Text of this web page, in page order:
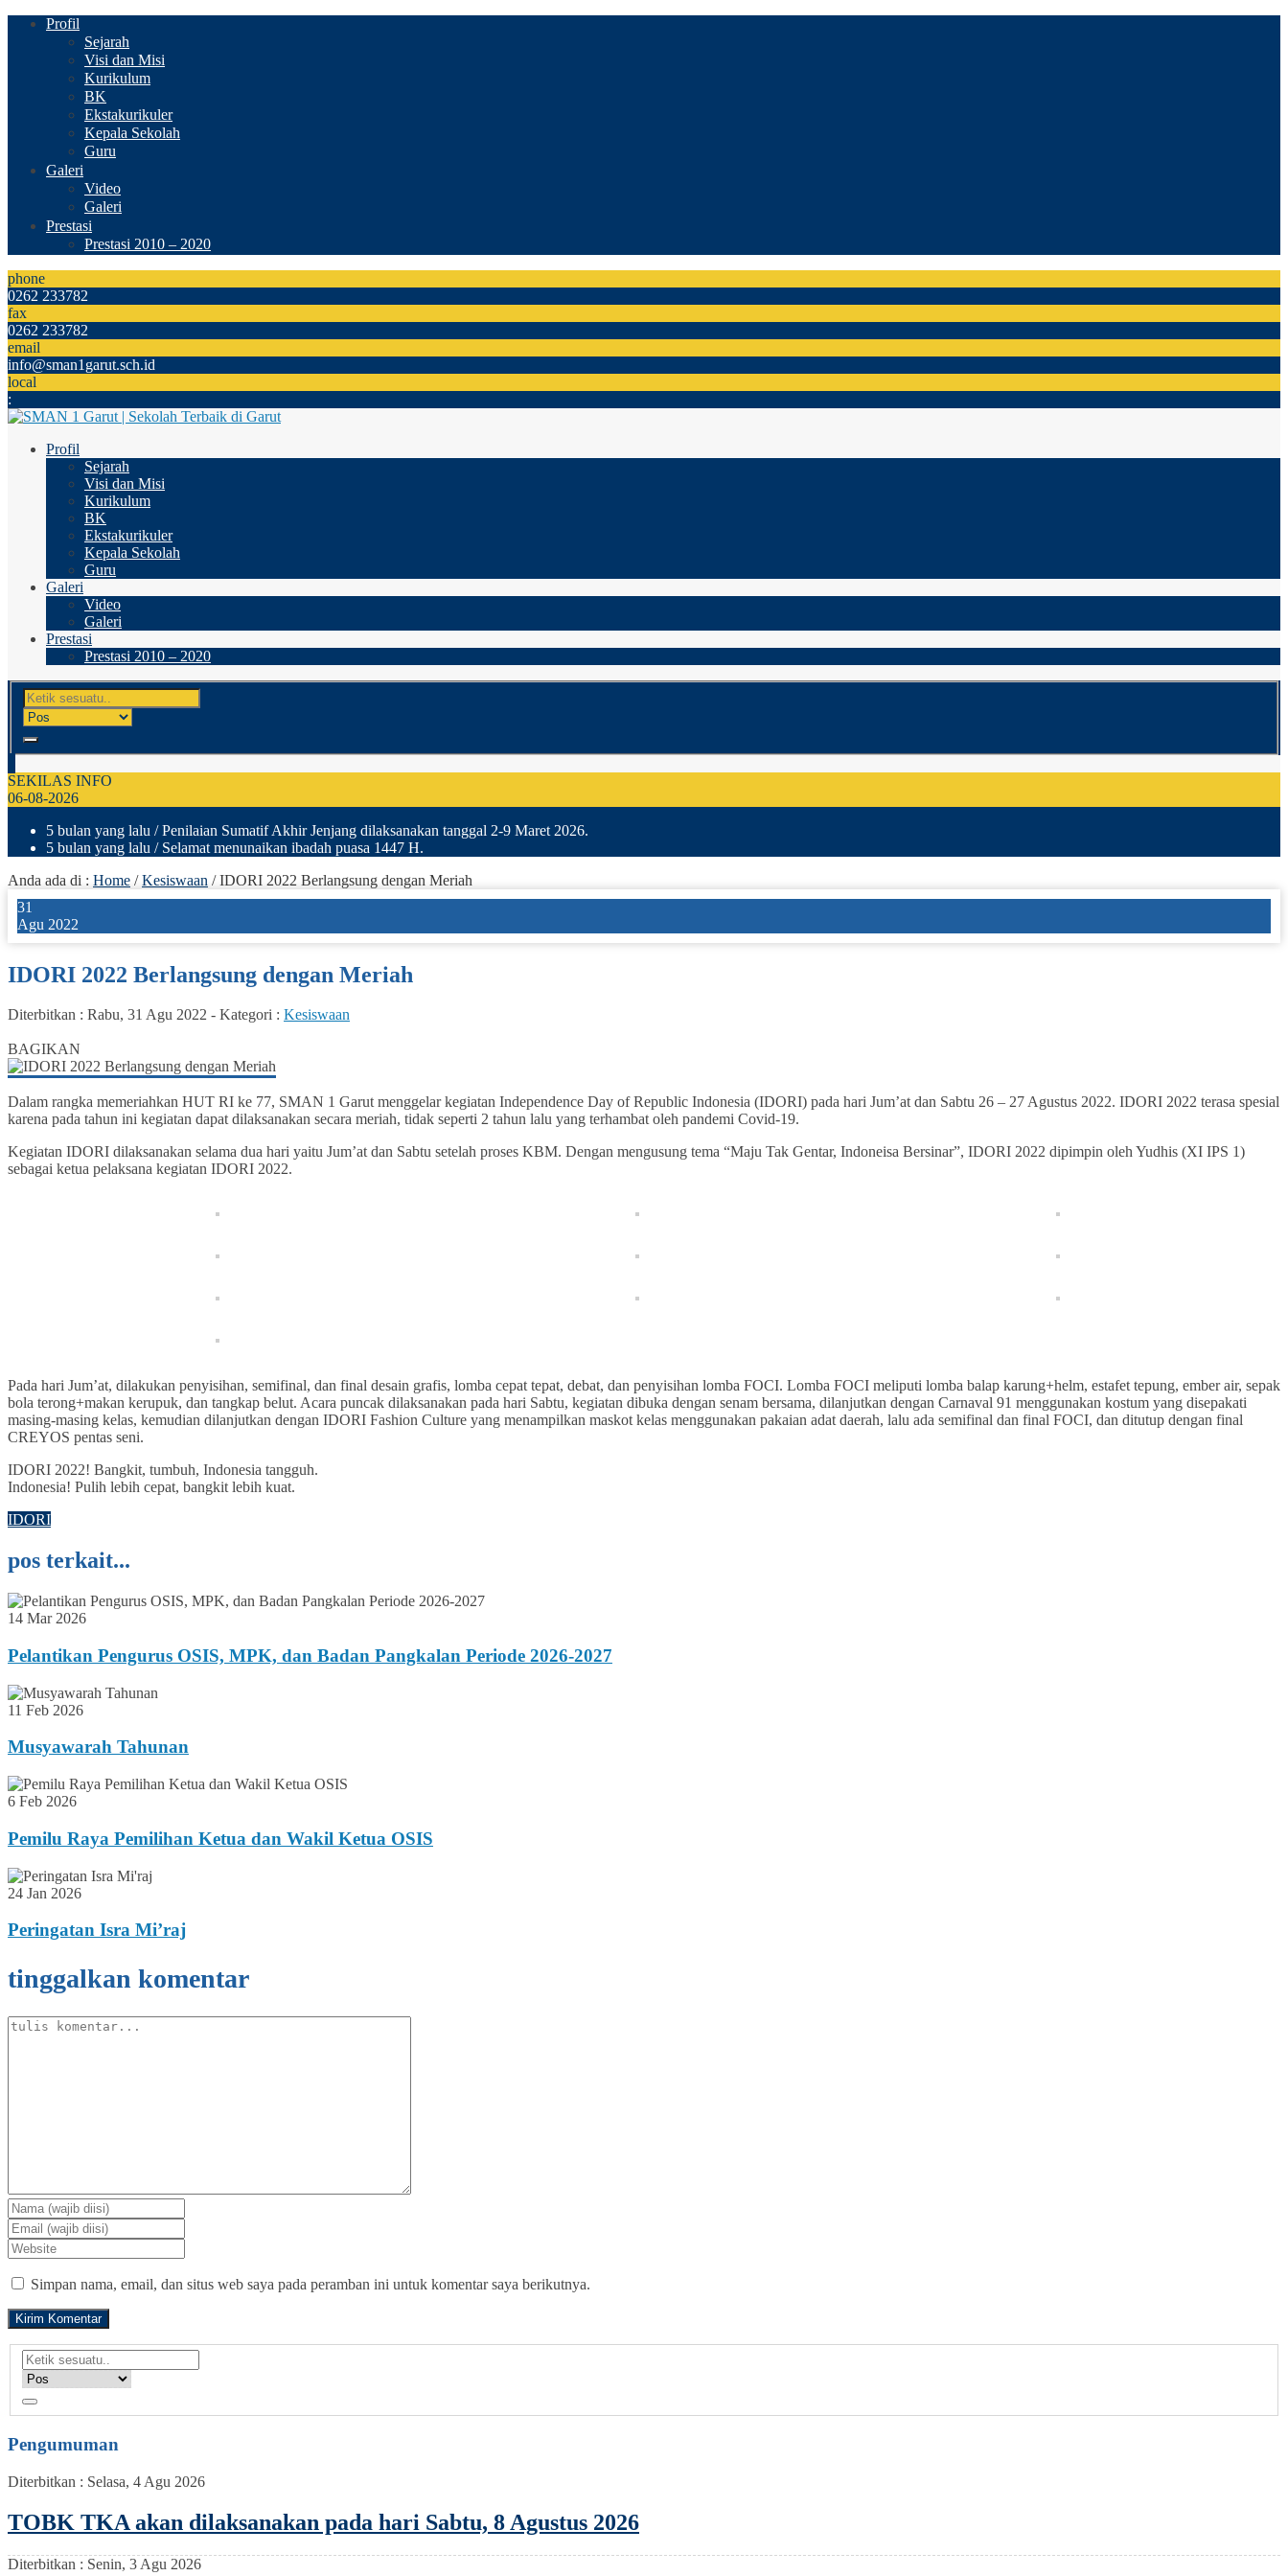
Profil
Sejarah
Visi dan Misi
Kurikulum
BK
Ekstakurikuler
Kepala Sekolah
Guru
Galeri
Video
Galeri
Prestasi
Prestasi 2010 – 2020
phone
0262 233782
fax
0262 233782
email
info@sman1garut.sch.id
local
:
Profil
Sejarah
Visi dan Misi
Kurikulum
BK
Ekstakurikuler
Kepala Sekolah
Guru
Galeri
Video
Galeri
Prestasi
Prestasi 2010 – 2020
SEKILAS INFO
06-08-2026
5 bulan yang lalu / Penilaian Sumatif Akhir Jenjang dilaksanakan tanggal 2-9 Maret 2026.
5 bulan yang lalu / Selamat menunaikan ibadah puasa 1447 H.
Anda ada di : Home /Kesiswaan /IDORI 2022 Berlangsung dengan Meriah
31
Agu 2022
IDORI 2022 Berlangsung dengan Meriah
Diterbitkan : Rabu, 31 Agu 2022 - Kategori : Kesiswaan
BAGIKAN
Dalam rangka memeriahkan HUT RI ke 77, SMAN 1 Garut menggelar kegiatan Independence Day of Republic Indonesia (IDORI) pada hari Jum’at dan Sabtu 26 – 27 Agustus 2022. IDORI 2022 terasa spesial
karena pada tahun ini kegiatan dapat dilaksanakan secara meriah, tidak seperti 2 tahun lalu yang terhambat oleh pandemi Covid-19.
Kegiatan IDORI dilaksanakan selama dua hari yaitu Jum’at dan Sabtu setelah proses KBM. Dengan mengusung tema “Maju Tak Gentar, Indoneisa Bersinar”, IDORI 2022 dipimpin oleh Yudhis (XI IPS 1)
sebagai ketua pelaksana kegiatan IDORI 2022.
Pada hari Jum’at, dilakukan penyisihan, semifinal, dan final desain grafis, lomba cepat tepat, debat, dan penyisihan lomba FOCI. Lomba FOCI meliputi lomba balap karung+helm, estafet tepung, ember air, sepak
bola terong+makan kerupuk, dan tangkap belut. Acara puncak dilaksanakan pada hari Sabtu, kegiatan dibuka dengan senam bersama, dilanjutkan dengan Carnaval 91 menggunakan kostum yang disepakati
masing-masing kelas, kemudian dilanjutkan dengan IDORI Fashion Culture yang menampilkan maskot kelas menggunakan pakaian adat daerah, lalu ada semifinal dan final FOCI, dan ditutup dengan final
CREYOS pentas seni.
IDORI 2022! Bangkit, tumbuh, Indonesia tangguh.
Indonesia! Pulih lebih cepat, bangkit lebih kuat.
IDORI
pos terkait...
14 Mar 2026
Pelantikan Pengurus OSIS, MPK, dan Badan Pangkalan Periode 2026-2027
11 Feb 2026
Musyawarah Tahunan
6 Feb 2026
Pemilu Raya Pemilihan Ketua dan Wakil Ketua OSIS
24 Jan 2026
Peringatan Isra Mi’raj
tinggalkan komentar
Simpan nama, email, dan situs web saya pada peramban ini untuk komentar saya berikutnya.
Pengumuman
Diterbitkan : Selasa, 4 Agu 2026
TOBK TKA akan dilaksanakan pada hari Sabtu, 8 Agustus 2026
Diterbitkan : Senin, 3 Agu 2026